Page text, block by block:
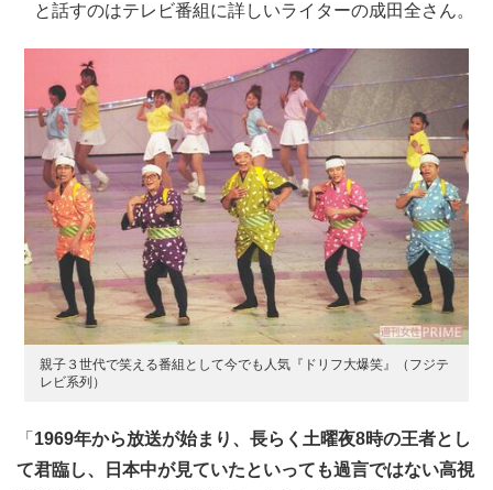
と話すのはテレビ番組に詳しいライターの成田全さん。
親子３世代で笑える番組として今でも人気『ドリフ大爆笑』（フジテ
レビ系列）
「 1969年から放送が始まり、長らく土曜夜8時の王者とし
て君臨し、日本中が見ていたといっても過言ではない高視